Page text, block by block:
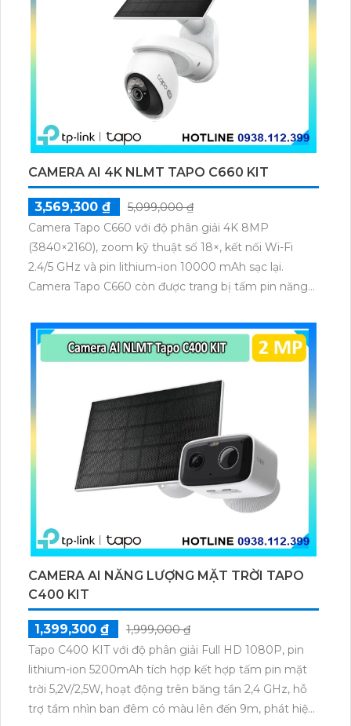
CAMERA AI 4K NLMT TAPO C660 KIT
3,569,300 ₫
5,099,000 ₫
Camera Tapo C660 với độ phân giải 4K 8MP
(3840×2160), zoom kỹ thuật số 18×, kết nối Wi-Fi
2.4/5 GHz và pin lithium-ion 10000 mAh sạc lại.
Camera Tapo C660 còn được trang bị tấm pin năng
thú cưng, phương tiện, lưu trữ thẻ microSD tối đa 512
GB.
CAMERA AI NĂNG LƯỢNG MẶT TRỜI TAPO
C400 KIT
1,399,300 ₫
1,999,000 ₫
Tapo C400 KIT với độ phân giải Full HD 1080P, pin
lithium-ion 5200mAh tích hợp kết hợp tấm pin mặt
trời 5,2V/2,5W, hoạt động trên băng tần 2,4 GHz, hỗ
trợ tầm nhìn ban đêm có màu lên đến 9m, phát hiện